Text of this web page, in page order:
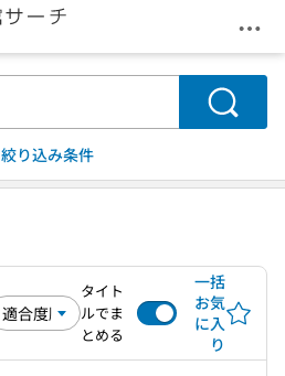
メ
検索
絞り込み条件
タイト
ルでま
とめる
一括
お気
に入
り